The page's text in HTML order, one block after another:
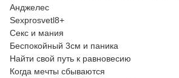
Анджелес
Sexprosvetl8+
Секс и мания
Беспокойный 3см и паника
Найти свой путь к равновесию
Когда мечты сбываются